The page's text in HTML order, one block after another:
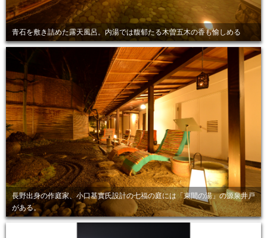
青石を敷き詰めた露天風呂。内湯では馥郁たる木曽五木の香も愉しめる
長野出身の作庭家、小口基實氏設計の七福の庭には「束間の湯」の源泉井戸
がある。